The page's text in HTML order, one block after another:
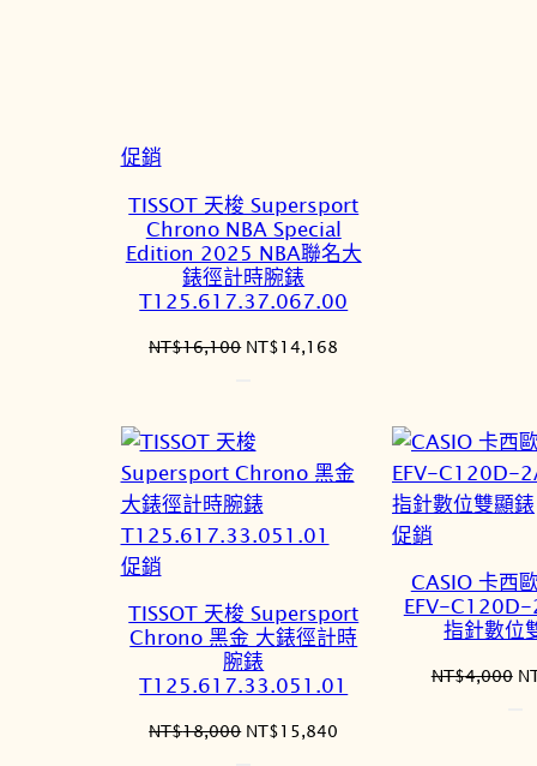
促銷特
商
品
TISSOT 天梭 Supersport
Chrono NBA Special
Edition 2025 NBA聯名大
錶徑計時腕錶
T125.617.37.067.00
NT$16,100 原
NT$16,100。
NT$14,168
NT$14,168。
促銷特
商
TISSOT 天梭 Supersport
Chrono 黑金 大錶徑計時
腕錶
T125.617.33.051.01
NT$18,000 原
NT$15,840
促銷
商
品
CASIO 卡西
EFV-C120D-
指針數位
NT$4,000 原